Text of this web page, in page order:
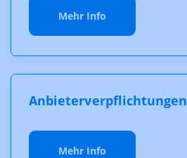
Mehr Info
Anbieterverpflichtungen
Mehr Info